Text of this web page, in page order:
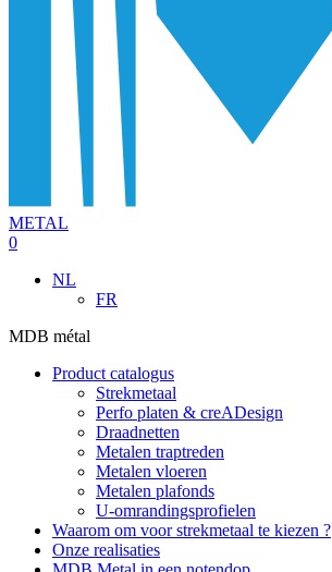
METAL
0
NL
FR
MDB métal
Product catalogus
Strekmetaal
Perfo platen & creADesign
Draadnetten
Metalen traptreden
Metalen vloeren
Metalen plafonds
U-omrandingsprofielen
Waarom om voor strekmetaal te kiezen ?
Onze realisaties